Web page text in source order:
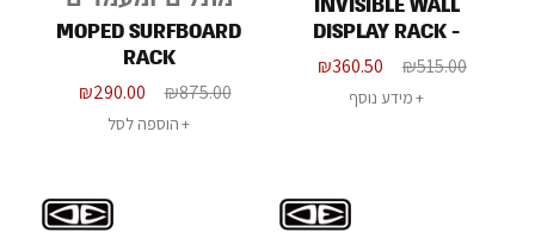
DISPLAY RACK -
VERTICAL
₪515.00
₪360.50
מידע נוסף
MOPED SURFBOARD
RACK
₪875.00
₪290.00
הוספה לסל